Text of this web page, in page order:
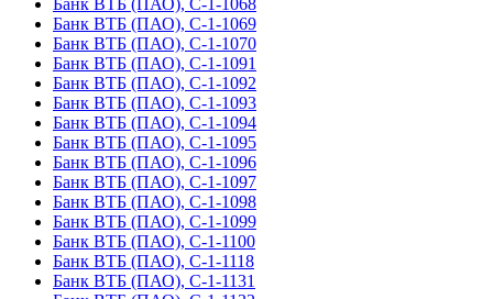
Банк ВТБ (ПАО), С-1-1068
Банк ВТБ (ПАО), С-1-1069
Банк ВТБ (ПАО), С-1-1070
Банк ВТБ (ПАО), С-1-1091
Банк ВТБ (ПАО), С-1-1092
Банк ВТБ (ПАО), С-1-1093
Банк ВТБ (ПАО), С-1-1094
Банк ВТБ (ПАО), С-1-1095
Банк ВТБ (ПАО), С-1-1096
Банк ВТБ (ПАО), С-1-1097
Банк ВТБ (ПАО), С-1-1098
Банк ВТБ (ПАО), С-1-1099
Банк ВТБ (ПАО), С-1-1100
Банк ВТБ (ПАО), С-1-1118
Банк ВТБ (ПАО), С-1-1131